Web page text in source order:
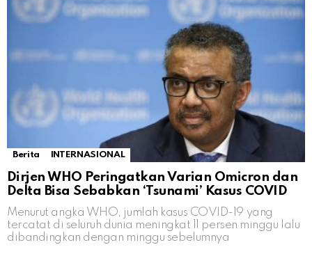
Berita INTERNASIONAL
Dirjen WHO Peringatkan Varian Omicron dan
Delta Bisa Sebabkan ‘Tsunami’ Kasus COVID
Menurut angka WHO, jumlah kasus COVID-19 yang
tercatat di seluruh dunia meningkat 11 persen minggu lalu
dibandingkan dengan minggu sebelumnya